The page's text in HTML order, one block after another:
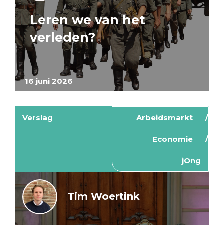
16 juni 2026
Leren we van het
verleden?
Verslag Arbeidsmarkt
Economie
jOng
Tim Woertink